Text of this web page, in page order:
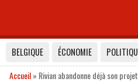
BELGIQUE ÉCONOMIE
Accueil» Rivian abandonne déjà son